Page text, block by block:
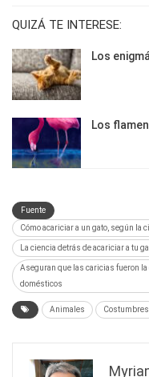
QUIZÁ TE INTERESE:
Los
Los
Fuente
Cómo acariciar a un gato, según la
La ciencia detrás de acariciar a tu
Aseguran que las caricias fueron
domésticos
Animales Costumbres